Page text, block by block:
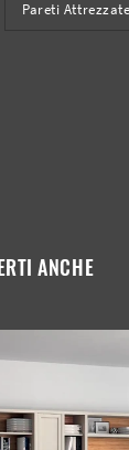
Pareti
ANCHE